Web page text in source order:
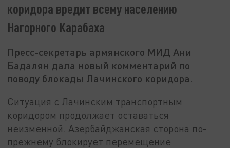
коридора вредит всему населению
Нагорного Карабаха
Пресс-секретарь армянского МИД Ани
Бадалян дала новый комментарий по
поводу блокады Лачинского коридора.
Ситуация с Лачинским транспортным
коридором продолжает оставаться
неизменной. Азербайджанская сторона по-
прежнему блокирует перемещение